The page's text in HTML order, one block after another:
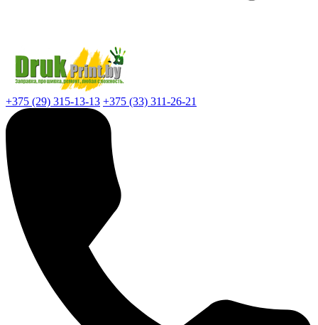
+375 (29) 315-13-13 +375 (33) 311-26-21